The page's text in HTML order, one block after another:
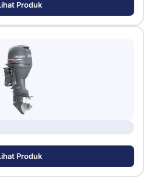
Produk
Produk